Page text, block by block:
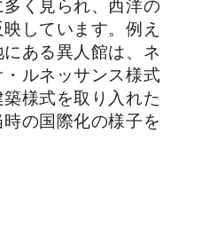
く見られ、西洋の
しています。例え
ある異人館は、ネ
ルネッサンス様式
様式を取り入れた
の国際化の様子を